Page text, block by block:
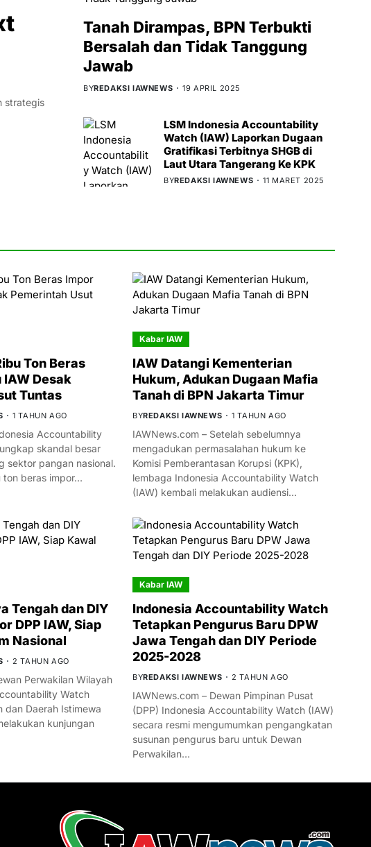
strategis
Tanah Dirampas, BPN Terbukti
Bersalah dan Tidak Tanggung
Jawab
BYREDAKSI IAWNEWS 19 APRIL 2025
LSM Indonesia Accountability
Watch (IAW) Laporkan Dugaan
Gratifikasi Terbitnya SHGB di
Laut Utara Tangerang Ke KPK
BYREDAKSI IAWNEWS 11 MARET 2025
Ton Beras
Desak
Tuntas
1 TAHUN AGO
Accountability
skandal besar
sektor pangan nasional.
ton beras impor…
Kabar IAW
IAW Datangi Kementerian
Hukum, Adukan Dugaan Mafia
Tanah di BPN Jakarta Timur
BYREDAKSI IAWNEWS 1 TAHUN AGO
IAWNews.com – Setelah sebelumnya
mengadukan permasalahan hukum ke
Komisi Pemberantasan Korupsi (KPK),
lembaga Indonesia Accountability Watch
(IAW) kembali melakukan audiensi…
Tengah dan DIY
DPP IAW, Siap
Nasional
2 TAHUN AGO
Perwakilan Wilayah
Watch
dan Daerah Istimewa
kunjungan
Kabar IAW
Indonesia Accountability Watch
Tetapkan Pengurus Baru DPW
Jawa Tengah dan DIY Periode
2025-2028
BYREDAKSI IAWNEWS 2 TAHUN AGO
IAWNews.com – Dewan Pimpinan Pusat
(DPP) Indonesia Accountability Watch (IAW)
secara resmi mengumumkan pengangkatan
susunan pengurus baru untuk Dewan
Perwakilan…